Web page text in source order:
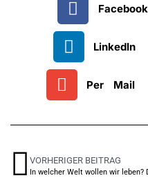
Facebook
LinkedIn
Per Mail
VORHERIGER BEITRAG